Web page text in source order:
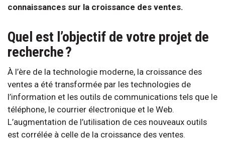
connaissances sur la croissance des ventes.
Quel est l’objectif de votre projet de
recherche ?
À l’ère de la technologie moderne, la croissance des
ventes a été transformée par les technologies de
l’information et les outils de communications tels que le
téléphone, le courrier électronique et le Web.
L’augmentation de l’utilisation de ces nouveaux outils
est corrélée à celle de la croissance des ventes.